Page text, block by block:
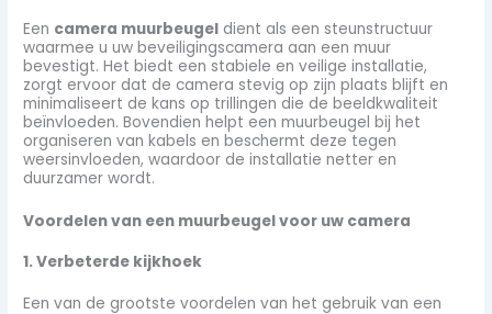
Een camera muurbeugel dient als een steunstructuur
waarmee u uw beveiligingscamera aan een muur
bevestigt. Het biedt een stabiele en veilige installatie,
zorgt ervoor dat de camera stevig op zijn plaats blijft en
minimaliseert de kans op trillingen die de beeldkwaliteit
beïnvloeden. Bovendien helpt een muurbeugel bij het
organiseren van kabels en beschermt deze tegen
weersinvloeden, waardoor de installatie netter en
duurzamer wordt.
Voordelen van een muurbeugel voor uw camera
1. Verbeterde kijkhoek
Een van de grootste voordelen van het gebruik van een